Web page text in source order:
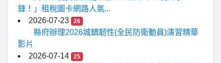
鋒！」租稅圖卡網路人氣...
2026-07-23
26
縣府辦理2026城鎮韌性(全民防衛動員)演習精華
影片
2026-07-14
25